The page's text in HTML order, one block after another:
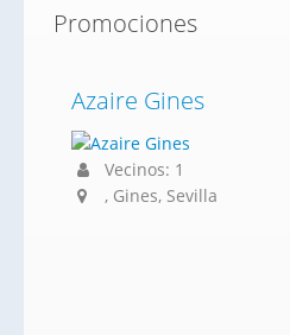
Promociones
Azaire Gines
Vecinos: 1
, Gines, Sevilla